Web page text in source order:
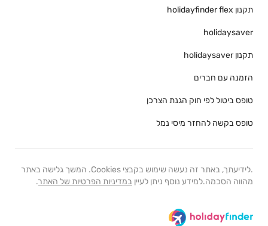
תקנון holidayfinder flex
holidaysaver
תקנון holidaysaver
הזמנה עם חברים
טופס ביטול לפי חוק הגנת הצרכן
טופס בקשה להחזר מיסי נמל
.לידיעתך, באתר זה נעשה שימוש בקבצי Cookies. המשך גלישה באתר
מהווה הסכמה.למידע נוסף ניתן לעיין במדיניות הפרטיות של האתר.